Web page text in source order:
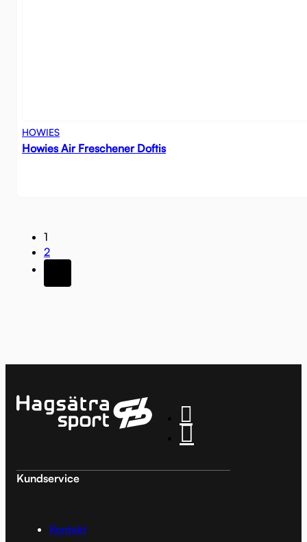
HOWIES
Howies Air Freschener Doftis
1
2
Kundservice
Kontakt